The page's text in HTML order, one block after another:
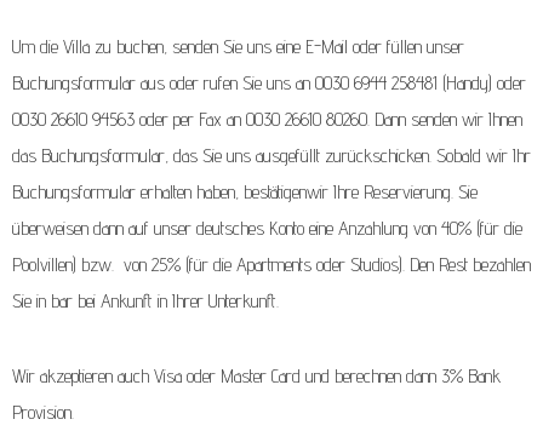
Um die Villa zu buchen, senden Sie uns eine E-Mail oder füllen unser
Buchungsformular aus oder rufen Sie uns an 0030 6944 258481 (Handy) oder
0030 26610 94563 oder per Fax an 0030 26610 80260. Dann senden wir Ihnen
das Buchungsformular, das Sie uns ausgefüllt zurückschicken. Sobald wir Ihr
Buchungsformular erhalten haben, bestätigenwir Ihre Reservierung. Sie
überweisen dann auf unser deutsches Konto eine Anzahlung von 40% (für die
Poolvillen) bzw. von 25% (für die Apartments oder Studios). Den Rest bezahlen
Sie in bar bei Ankunft in Ihrer Unterkunft.
Wir akzeptieren auch Visa oder Master Card und berechnen dann 3% Bank
Provision.